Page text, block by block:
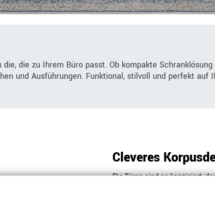
die, die zu Ihrem Büro passt. Ob kompakte
und Ausführungen. Funktional, stilvoll und perfekt auf
Cleveres
Die Türen sind so konzipiert,